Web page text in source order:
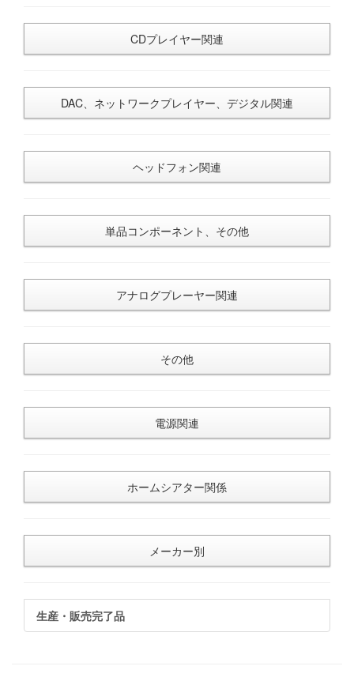
CDプレイヤー関連
DAC、ネットワークプレイヤー、デジタル関連
ヘッドフォン関連
単品コンポーネント、その他
アナログプレーヤー関連
その他
電源関連
ホームシアター関係
メーカー別
生産・販売完了品